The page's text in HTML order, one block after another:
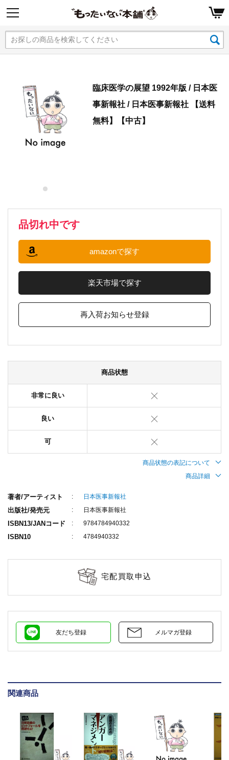
臨床医学の展望 1992年版 / 日本医
事新報社 / 日本医事新報社 【送料
無料】【中古】
品切れ中です
amazonで探す
楽天市場で探す
再入荷お知らせ登録
商品状態
非常に良い
良い
可
商品状態の表記について
商品詳細
著者/アーティスト 日本医事新報社
出版社/発売元 日本医事新報社
ISBN13/JANコード 9784784940332
ISBN10 4784940332
宅配買取申込
友だち登録 メルマガ登録
関連商品